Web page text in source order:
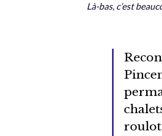
Là-bas, c’est